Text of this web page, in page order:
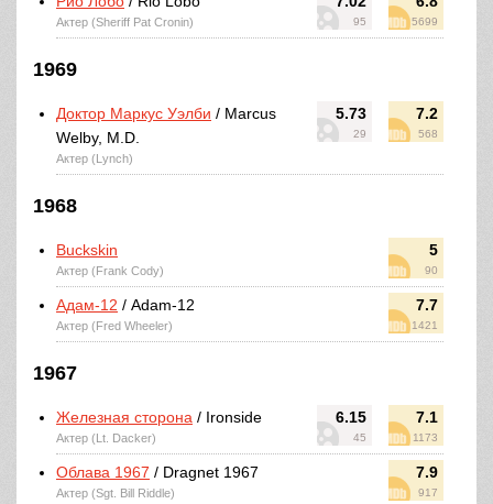
95 5699
Актер (Sheriff Pat Cronin)
1969
5.73
29
7.2
568
Доктор Маркус Уэлби / Marcus
Welby, M.D.
Актер (Lynch)
1968
5
90
Buckskin
Актер (Frank Cody)
7.7
1421
Адам-12 / Adam-12
Актер (Fred Wheeler)
1967
6.15
45
7.1
1173
Железная сторона / Ironside
Актер (Lt. Dacker)
7.9
917
Облава 1967 / Dragnet 1967
Актер (Sgt. Bill Riddle)